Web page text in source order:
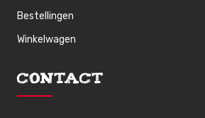
Bestellingen
Winkelwagen
Contact